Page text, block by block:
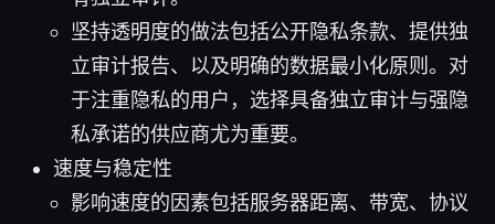
坚持透明度的做法包括公开隐私条款、提供独
立审计报告、以及明确的数据最小化原则。对
于注重隐私的用户，选择具备独立审计与强隐
私承诺的供应商尤为重要。
速度与稳定性
影响速度的因素包括服务器距离、带宽、协议